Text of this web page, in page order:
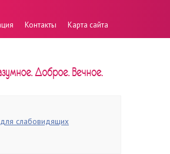
Контакты Карта сайта
слабовидящих